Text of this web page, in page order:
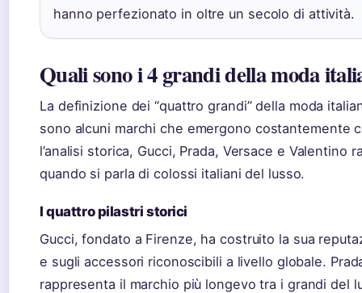
hanno perfezionato in oltre un secolo di attività.
Quali sono i 4 grandi della moda
La definizione dei “quattro grandi” della moda
sono alcuni marchi che emergono costantemente
l’analisi storica, Gucci, Prada, Versace e Valentino
quando si parla di colossi italiani del lusso.
I quattro pilastri storici
Gucci, fondato a Firenze, ha costruito la sua
e sugli accessori riconoscibili a livello globale.
rappresenta il marchio più longevo tra i grandi del